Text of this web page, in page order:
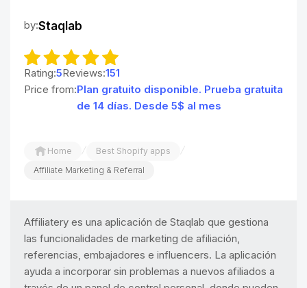
by:Staqlab
Rating:5Reviews:151
Price from:Plan gratuito disponible. Prueba gratuita
de 14 días. Desde 5$ al mes
Home / Best Shopify apps /
Affiliate Marketing & Referral
Affiliatery es una aplicación de Staqlab que gestiona
las funcionalidades de marketing de afiliación,
referencias, embajadores e influencers. La aplicación
ayuda a incorporar sin problemas a nuevos afiliados a